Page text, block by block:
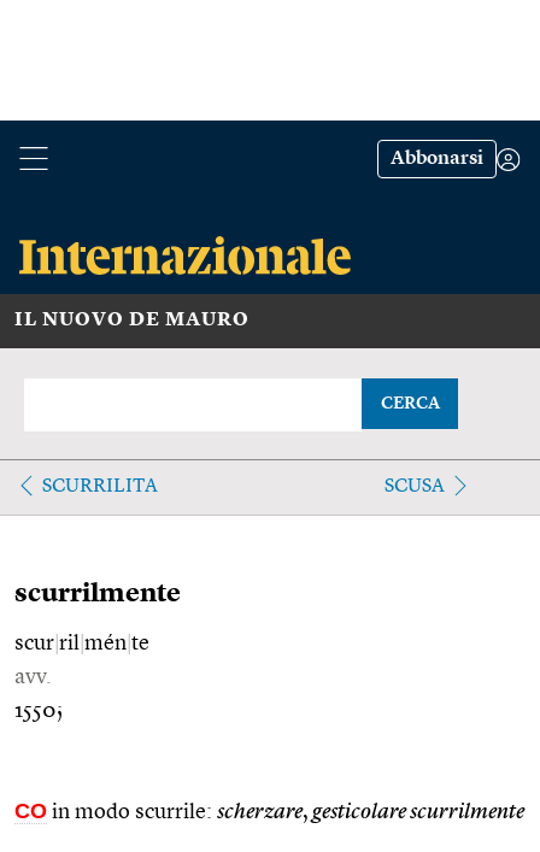
Abbonarsi
IL NUOVO DE MAURO
CERCA
SCURRILITA SCUSA
scurrilmente
scur ril mén te
avv.
1550;
CO in modo scurrile: scherzare, gesticolare scurrilmente